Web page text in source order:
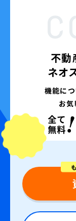
不動
ネオ
機能につ
お気